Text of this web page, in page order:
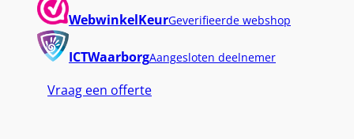
WebwinkelKeurGeverifieerde webshop
ICTWaarborgAangesloten deelnemer
Vraag een offerte